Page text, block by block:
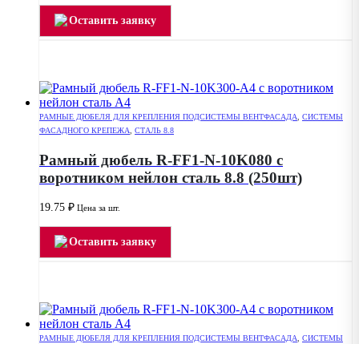
Оставить заявку
РАМНЫЕ ДЮБЕЛЯ ДЛЯ КРЕПЛЕНИЯ ПОДСИСТЕМЫ ВЕНТФАСАДА
СИСТЕМЫ
ФАСАДНОГО КРЕПЕЖА
СТАЛЬ 8.8
Рамный дюбель R-FF1-N-10K080 с
воротником нейлон сталь 8.8 (250шт)
19.75 ₽ Цена за шт.
Оставить заявку
РАМНЫЕ ДЮБЕЛЯ ДЛЯ КРЕПЛЕНИЯ ПОДСИСТЕМЫ ВЕНТФАСАДА
СИСТЕМЫ